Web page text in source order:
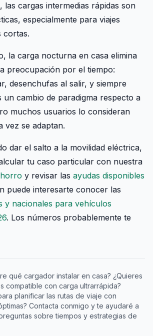
las cargas intermedias rápidas son
especialmente para viajes
cortas.
la carga nocturna en casa elimina
preocupación por el tiempo:
desenchufas al salir, y siempre
un cambio de paradigma respecto a
muchos usuarios lo consideran
vez se adaptan.
dar el salto a la movilidad eléctrica,
tu caso particular con nuestra
y revisar las ayudas disponibles
puede interesarte conocer las
y nacionales para vehículos
. Los números probablemente te
qué cargador instalar en casa? ¿Quieres
compatible con carga ultrarrápida?
planificar las rutas de viaje con
Contacta conmigo y te ayudaré a
sobre tiempos y estrategias de